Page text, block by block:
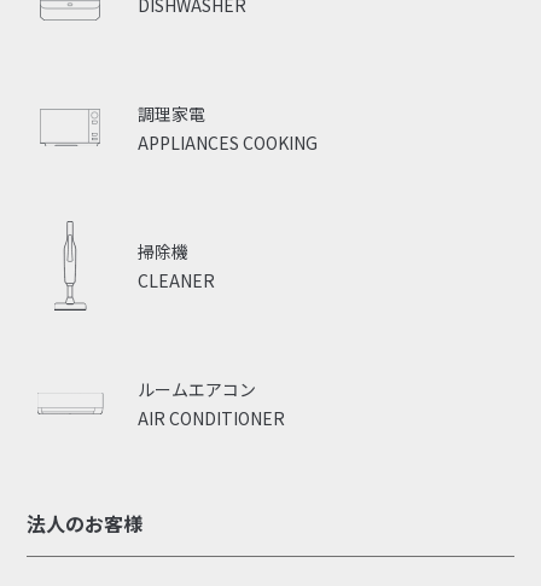
APPLIANCES COOKING
調理家電
CLEANER
掃除機
AIR CONDITIONER
ルームエアコン
法人のお客様